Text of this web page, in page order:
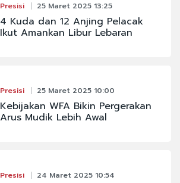
Presisi 25 Maret 2025 13:25
4 Kuda dan 12 Anjing Pelacak
Ikut Amankan Libur Lebaran
Presisi 25 Maret 2025 10:00
Kebijakan WFA Bikin Pergerakan
Arus Mudik Lebih Awal
Presisi 24 Maret 2025 10:54